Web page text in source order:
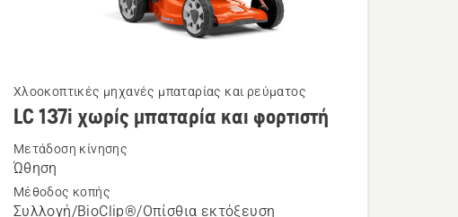
Δείτε
περισσότερες
λεπτομέρειες
για
Χλοοκοπτικές μηχανές μπαταρίας και ρεύματος
LC 137i χωρίς μπαταρία και φορτιστή
Μετάδοση κίνησης
Ώθηση
Μέθοδος κοπής
Συλλογή/BioClip®/Οπίσθια εκτόξευση